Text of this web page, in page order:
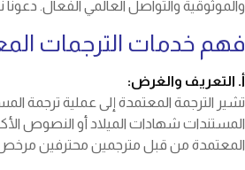
والموثوقية والتواصل العالمي الفعال.
فهم خدمات الترجمات
أ. التعريف والغرض:
تشير الترجمة المعتمدة إلى عملية ترجمة
المستندات شهادات الميلاد أو النصوص
المعتمدة من قبل مترجمين محترفين مرخص